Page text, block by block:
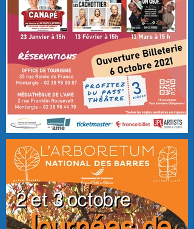
MAIRIE DE MONTARGIS